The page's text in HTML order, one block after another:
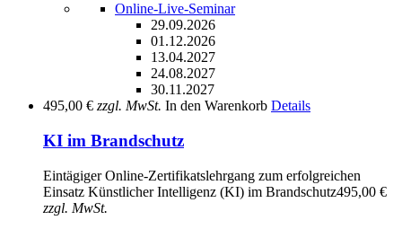
Online-Live-Seminar
29.09.2026
01.12.2026
13.04.2027
24.08.2027
30.11.2027
495,00 € zzgl. MwSt. In den Warenkorb Details
KI im Brandschutz
Eintägiger Online-Zertifikatslehrgang zum erfolgreichen
Einsatz Künstlicher Intelligenz (KI) im Brandschutz495,00 €
zzgl. MwSt.